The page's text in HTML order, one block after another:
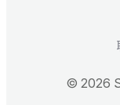
© 2026